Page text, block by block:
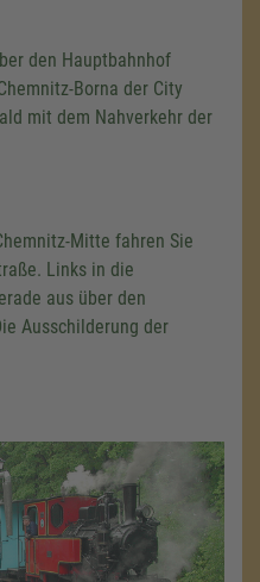
den Hauptbahnhof
Borna der City
mit dem Nahverkehr der
Mitte fahren Sie
Links in die
aus über den
Ausschilderung der